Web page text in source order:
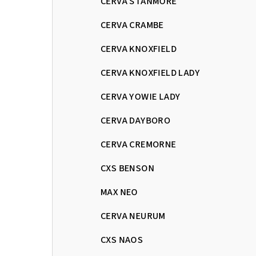
CERVA CRAMBE
CERVA KNOXFIELD
CERVA KNOXFIELD LADY
CERVA YOWIE LADY
CERVA DAYBORO
CERVA CREMORNE
CXS BENSON
MAX NEO
CERVA NEURUM
CXS NAOS